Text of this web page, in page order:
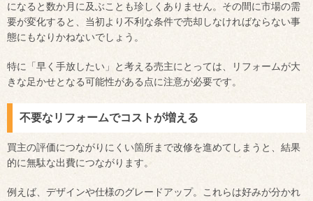
になると数か月に及ぶことも珍しくありません。その間に市場の需
要が変化すると、当初より不利な条件で売却しなければならない事
態にもなりかねないでしょう。
特に「早く手放したい」と考える売主にとっては、リフォームが大
きな足かせとなる可能性がある点に注意が必要です。
不要なリフォームでコストが増える
買主の評価につながりにくい箇所まで改修を進めてしまうと、結果
的に無駄な出費につながります。
例えば、デザインや仕様のグレードアップ。これらは好みが分かれ